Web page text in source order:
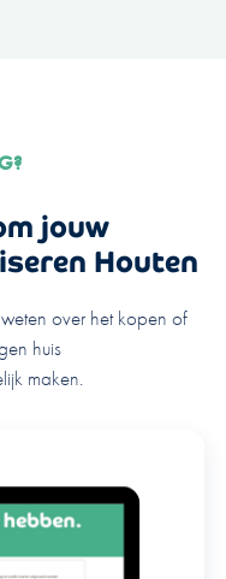
jouw
Houten
over het kopen of
huis
maken.